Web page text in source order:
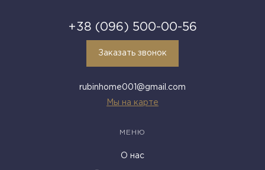
+38 (096) 500-00-56
Заказать звонок
rubinhome001@gmail.com
Мы на карте
МЕНЮ
О нас